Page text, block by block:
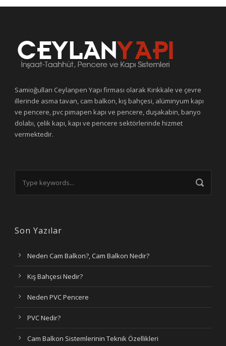
Samioğulları Ceylanpen Yapı firması olarak Kırıkkale ve çevre
illerinde asma tavan, cam balkon, kış bahçesi, alüminyum kapı
ve pencere, pvc pimapen kapı ve pencere, duşakabin, banyo
dolabı, çelik kapı, kapı ve pencere sektörlerinde hizmet
vermektedir.
Son Yazılar
Neden Cam Balkon?, Cam Balkon Nedir?
Kış Bahçesi Nedir?
Neden PVC Pencere
PVC Nedir?
Cam Balkon Sistemlerinin Teknik Özellikleri